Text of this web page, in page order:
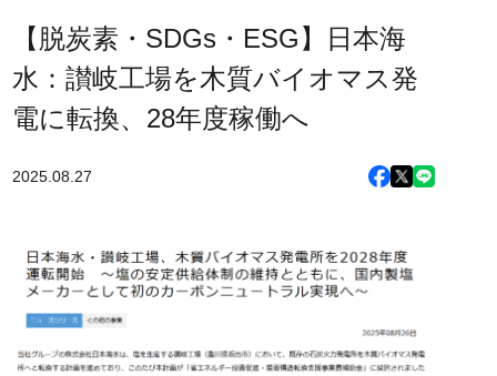
【脱炭素・SDGs・ESG】日本海
水：讃岐工場を木質バイオマス発
電に転換、28年度稼働へ
2025.08.27